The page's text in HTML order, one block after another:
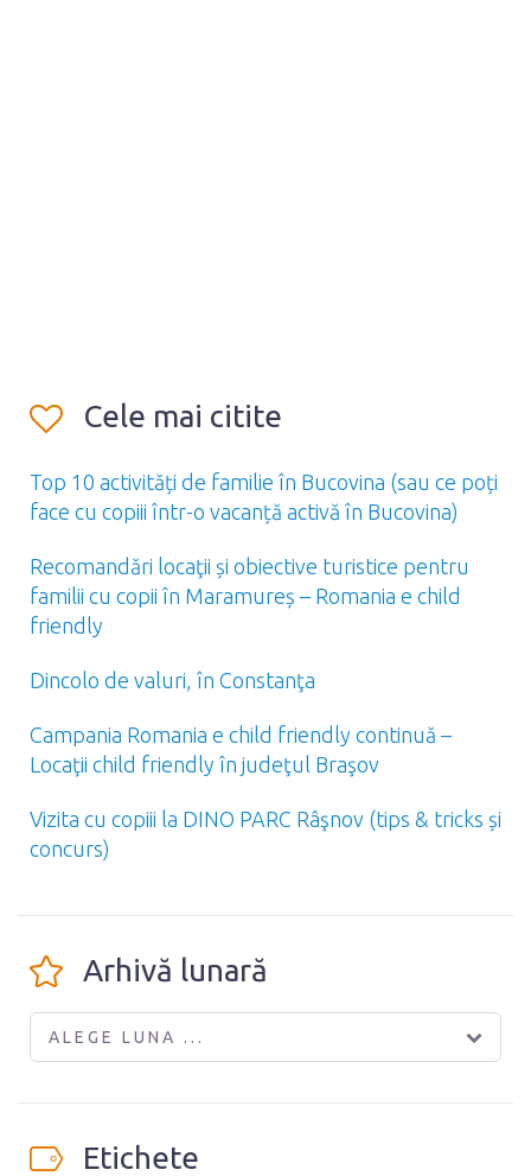
Cele mai citite
Top 10 activități de familie în Bucovina (sau ce poți
face cu copiii într-o vacanță activă în Bucovina)
Recomandări locaţii și obiective turistice pentru
familii cu copii în Maramureș – Romania e child
friendly
Dincolo de valuri, în Constanţa
Campania Romania e child friendly continuă –
Locaţii child friendly în judeţul Braşov
Vizita cu copiii la DINO PARC Râşnov (tips & tricks și
concurs)
Arhivă lunară
ALEGE LUNA ...
Etichete